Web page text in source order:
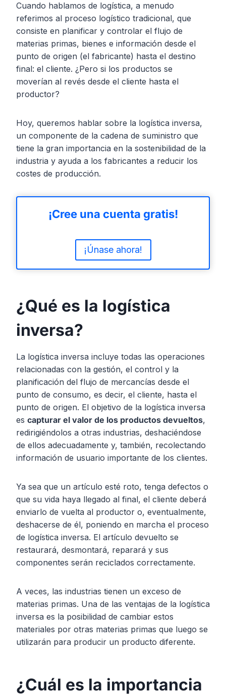
Cuando hablamos de logística, a menudo
referimos al proceso logístico tradicional, que
consiste en planificar y controlar el flujo de
materias primas, bienes e información desde el
punto de origen (el fabricante) hasta el destino
final: el cliente. ¿Pero si los productos se
moverían al revés desde el cliente hasta el
productor?
Hoy, queremos hablar sobre la logística inversa,
un componente de la cadena de suministro que
tiene la gran importancia en la sostenibilidad de la
industria y ayuda a los fabricantes a reducir los
costes de producción.
¡Cree una cuenta gratis!
¡Únase ahora!
¿Qué es la logística
inversa?
La logística inversa incluye todas las operaciones
relacionadas con la gestión, el control y la
planificación del flujo de mercancías desde el
punto de consumo, es decir, el cliente, hasta el
punto de origen. El objetivo de la logística inversa
es capturar el valor de los productos devueltos,
redirigiéndolos a otras industrias, deshaciéndose
de ellos adecuadamente y, también, recolectando
información de usuario importante de los clientes.
Ya sea que un artículo esté roto, tenga defectos o
que su vida haya llegado al final, el cliente deberá
enviarlo de vuelta al productor o, eventualmente,
deshacerse de él, poniendo en marcha el proceso
de logística inversa. El artículo devuelto se
restaurará, desmontará, reparará y sus
componentes serán reciclados correctamente.
A veces, las industrias tienen un exceso de
materias primas. Una de las ventajas de la logística
inversa es la posibilidad de cambiar estos
materiales por otras materias primas que luego se
utilizarán para producir un producto diferente.
¿Cuál es la importancia